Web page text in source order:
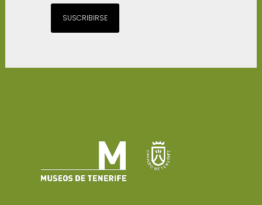
SUSCRIBIRSE